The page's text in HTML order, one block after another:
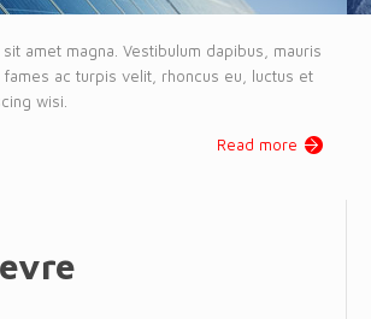
amet magna. Vestibulum dapibus, mauris
fames ac turpis velit, rhoncus eu, luctus et
wisi.
Read more